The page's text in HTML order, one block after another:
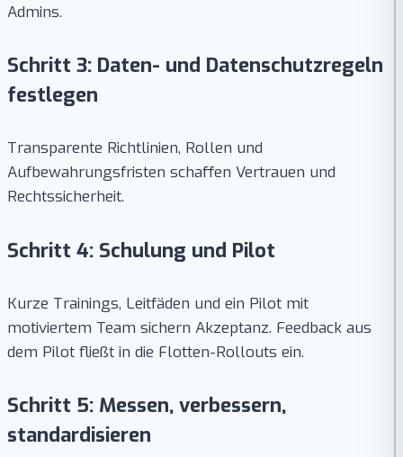
Admins.
Schritt 3: Daten- und Datenschutzregeln
festlegen
Transparente Richtlinien, Rollen und
Aufbewahrungsfristen schaffen Vertrauen und
Rechtssicherheit.
Schritt 4: Schulung und Pilot
Kurze Trainings, Leitfäden und ein Pilot mit
motiviertem Team sichern Akzeptanz. Feedback aus
dem Pilot fließt in die Flotten-Rollouts ein.
Schritt 5: Messen, verbessern,
standardisieren